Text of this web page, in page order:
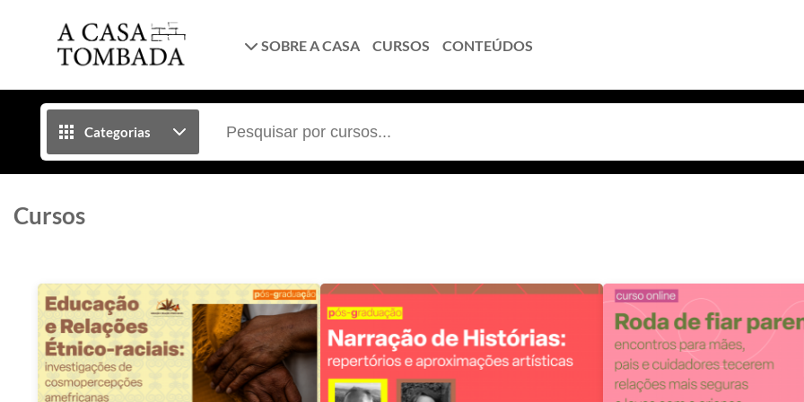
SOBRE A CASA CURSOS CONTEÚDOS
Categorias
Cursos